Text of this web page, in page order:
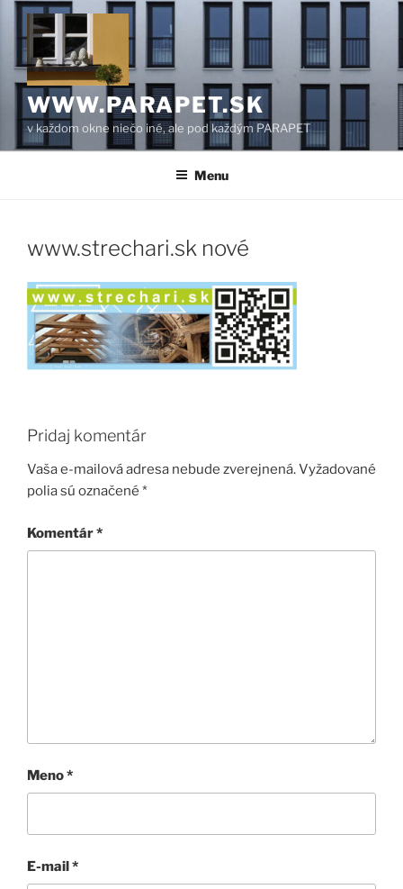
Prejsť
obsah
WWW.PARAPET.SK
v každom okne niečo iné, ale pod každým PARAPET
Menu
www.strechari.sk nové
Pridaj komentár
Vaša e-mailová adresa nebude zverejnená.Vyžadované
polia sú označené *
Komentár*
Meno*
E-mail*